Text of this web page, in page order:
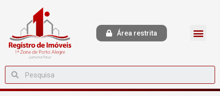
Área restrita